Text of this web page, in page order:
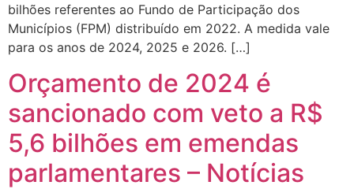
bilhões referentes ao Fundo de Participação dos
Municípios (FPM) distribuído em 2022. A medida vale
para os anos de 2024, 2025 e 2026. […]
Orçamento de 2024 é
sancionado com veto a R$
5,6 bilhões em emendas
parlamentares – Notícias